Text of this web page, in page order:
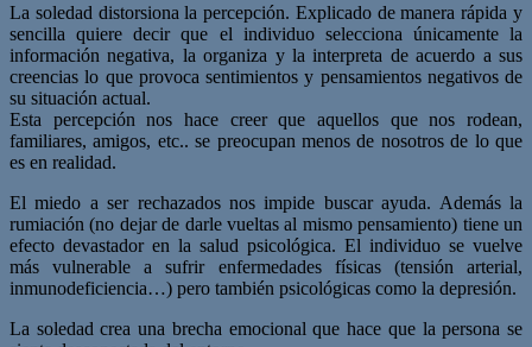
La soledad distorsiona la percepción. Explicado de manera rápida y
sencilla quiere decir que el individuo selecciona únicamente la
información negativa, la organiza y la interpreta de acuerdo a sus
creencias lo que provoca sentimientos y pensamientos negativos de
su situación actual.
Esta percepción nos hace creer que aquellos que nos rodean,
familiares, amigos, etc.. se preocupan menos de nosotros de lo que
es en realidad.
El miedo a ser rechazados nos impide buscar ayuda. Además la
rumiación (no dejar de darle vueltas al mismo pensamiento) tiene un
efecto devastador en la salud psicológica. El individuo se vuelve
más vulnerable a sufrir enfermedades físicas (tensión arterial,
inmunodeficiencia…) pero también psicológicas como la depresión.
La soledad crea una brecha emocional que hace que la persona se